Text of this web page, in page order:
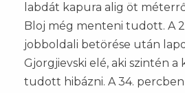
labdát kapura alig öt
Bloj még menteni tudott. A
jobboldali betörése után
Gjorgjievski elé, aki szintén
tudott hibázni. A 34. percben